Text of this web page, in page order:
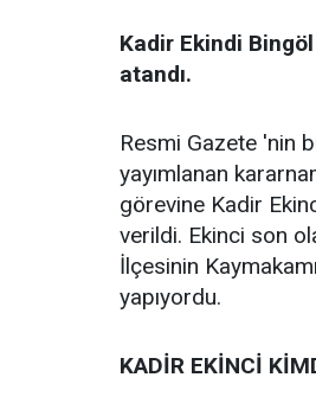
Kadir Ekindi
atandı.
Resmi Gazete 'nin
yayımlanan
görevine Kadir
verildi. Ekinci son
İlçesinin
yapıyordu.
KADİR EKİNCİ